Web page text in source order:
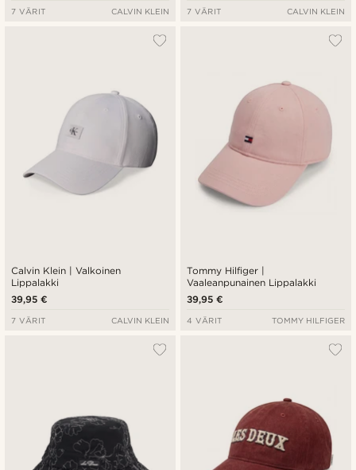
7 VÄRIT CALVIN KLEIN 7 VÄRIT CALVIN KLEIN
Calvin Klein | Valkoinen
Lippalakki
39,95 €
7 VÄRIT CALVIN KLEIN
Tommy Hilfiger |
Vaaleanpunainen Lippalakki
39,95 €
4 VÄRIT TOMMY HILFIGER